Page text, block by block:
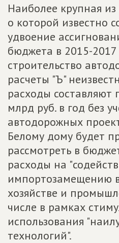
Наиболее крупная
о которой известно
удвоение
бюджета в 2015-2017
строительство
расчеты "Ъ"
расходы составляют
млрд руб. в год без
автодорожных
Белому дому будет
рассмотреть в
расходы на
импортозамещению
хозяйстве и
числе в рамках
использования
технологий".